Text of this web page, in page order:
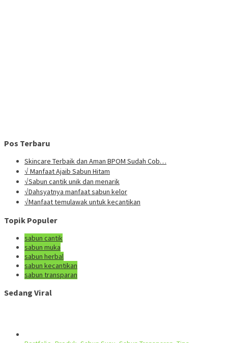
Pos Terbaru
Skincare Terbaik dan Aman BPOM Sudah Cob…
√ Manfaat Ajaib Sabun Hitam
√Sabun cantik unik dan menarik
√Dahsyatnya manfaat sabun kelor
√Manfaat temulawak untuk kecantikan
Topik Populer
sabun cantik
sabun muka
sabun herbal
sabun kecantikan
sabun transparan
Sedang Viral